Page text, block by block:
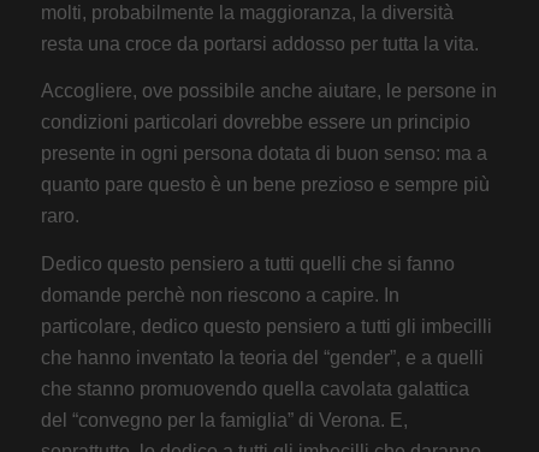
molti, probabilmente la maggioranza, la diversità
resta una croce da portarsi addosso per tutta la vita.
Accogliere, ove possibile anche aiutare, le persone in
condizioni particolari dovrebbe essere un principio
presente in ogni persona dotata di buon senso: ma a
quanto pare questo è un bene prezioso e sempre più
raro.
Dedico questo pensiero a tutti quelli che si fanno
domande perchè non riescono a capire. In
particolare, dedico questo pensiero a tutti gli imbecilli
che hanno inventato la teoria del “gender”, e a quelli
che stanno promuovendo quella cavolata galattica
del “convegno per la famiglia” di Verona. E,